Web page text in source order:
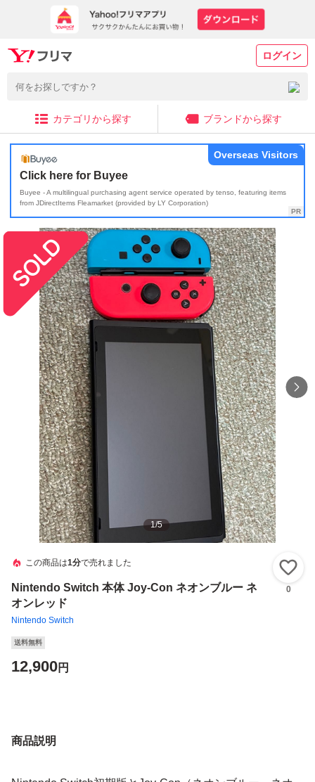
ログイン
カテゴリから探す ブランドから探す
Click here for Buyee
Buyee - A multilingual purchasing agent service operated by tenso, featuring items
from JDirectItems Fleamarket (provided by LY Corporation)
Overseas Visitors
1/5
この商品は1分で売れました
Nintendo Switch 本体 Joy-Con ネオンブルー ネ
オンレッド
Nintendo Switch
0
送料無料
12,900円
商品説明